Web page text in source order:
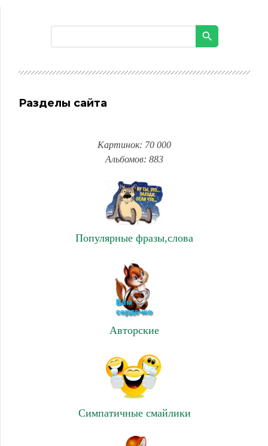
Разделы сайта
Картинок: 70 000
Альбомов: 883
Популярные фразы,слова
Авторские
Симпатичные смайлики